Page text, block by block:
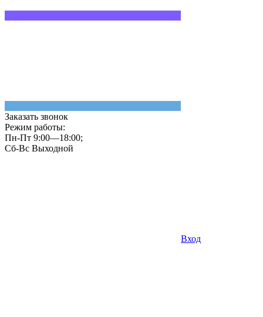
Заказать звонок
Режим работы:
Пн-Пт 9:00—18:00;
Сб-Вс Выходной
Вход